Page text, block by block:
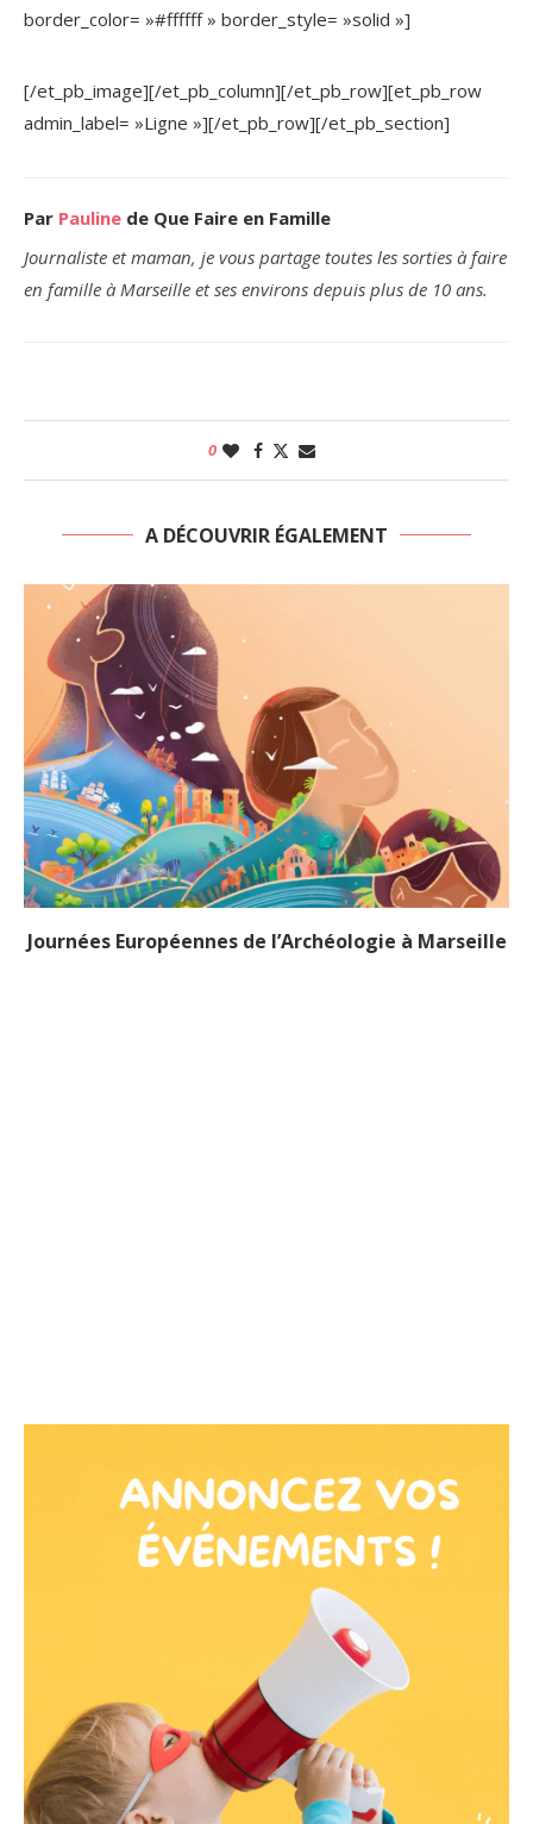
border_color= »#ffffff » border_style= »solid »]
[/et_pb_image][/et_pb_column][/et_pb_row][et_pb_row
admin_label= »Ligne »][/et_pb_row][/et_pb_section]
Par Pauline de Que Faire en Famille
Journaliste et maman, je vous partage toutes les sorties à faire
en famille à Marseille et ses environs depuis plus de 10 ans.
0
A DÉCOUVRIR ÉGALEMENT
Journées Européennes de l’Archéologie à Marseille